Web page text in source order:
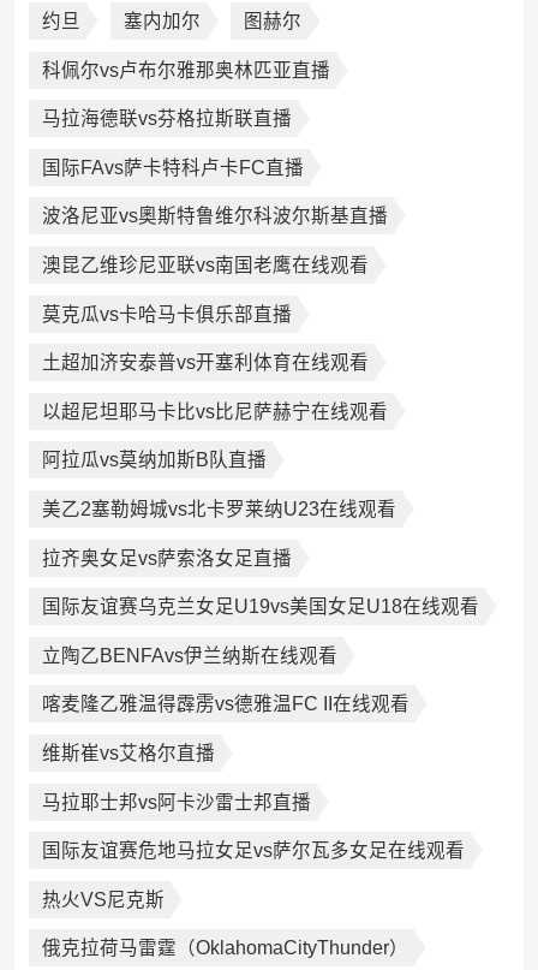
约旦 塞内加尔 图赫尔
科佩尔vs卢布尔雅那奥林匹亚直播
马拉海德联vs芬格拉斯联直播
国际FAvs萨卡特科卢卡FC直播
波洛尼亚vs奧斯特鲁维尔科波尔斯基直播
澳昆乙维珍尼亚联vs南国老鹰在线观看
莫克瓜vs卡哈马卡俱乐部直播
土超加济安泰普vs开塞利体育在线观看
以超尼坦耶马卡比vs比尼萨赫宁在线观看
阿拉瓜vs莫纳加斯B队直播
美乙2塞勒姆城vs北卡罗莱纳U23在线观看
拉齐奥女足vs萨索洛女足直播
国际友谊赛乌克兰女足U19vs美国女足U18在线观看
立陶乙BENFAvs伊兰纳斯在线观看
喀麦隆乙雅温得霹雳vs德雅温FC II在线观看
维斯崔vs艾格尔直播
马拉耶士邦vs阿卡沙雷士邦直播
国际友谊赛危地马拉女足vs萨尔瓦多女足在线观看
热火VS尼克斯
俄克拉荷马雷霆（OklahomaCityThunder）